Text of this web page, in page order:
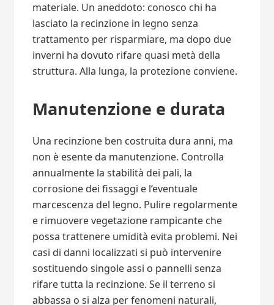
materiale. Un aneddoto: conosco chi ha
lasciato la recinzione in legno senza
trattamento per risparmiare, ma dopo due
inverni ha dovuto rifare quasi metà della
struttura. Alla lunga, la protezione conviene.
Manutenzione e durata
Una recinzione ben costruita dura anni, ma
non è esente da manutenzione. Controlla
annualmente la stabilità dei pali, la
corrosione dei fissaggi e l’eventuale
marcescenza del legno. Pulire regolarmente
e rimuovere vegetazione rampicante che
possa trattenere umidità evita problemi. Nei
casi di danni localizzati si può intervenire
sostituendo singole assi o pannelli senza
rifare tutta la recinzione. Se il terreno si
abbassa o si alza per fenomeni naturali,